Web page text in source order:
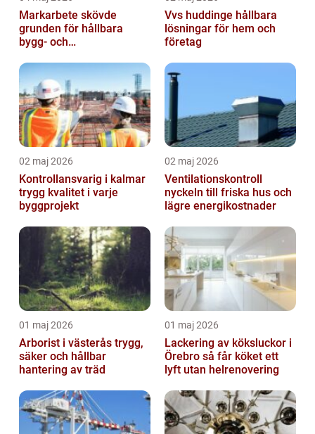
Markarbete skövde
grunden för hållbara
bygg- och
Vvs huddinge hållbara
lösningar för hem och
företag
02 maj 2026
Kontrollansvarig i kalmar
trygg kvalitet i varje
byggprojekt
02 maj 2026
Ventilationskontroll
nyckeln till friska hus och
lägre energikostnader
01 maj 2026
Arborist i västerås trygg,
säker och hållbar
hantering av träd
01 maj 2026
Lackering av köksluckor i
Örebro så får köket ett
lyft utan helrenovering